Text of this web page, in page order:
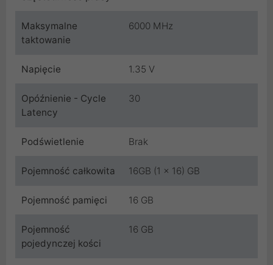
Maksymalne
taktowanie
6000 MHz
Napięcie 1.35 V
Opóźnienie - Cycle
Latency
30
Podświetlenie Brak
Pojemność całkowita 16GB (1 x 16) GB
Pojemność pamięci 16 GB
Pojemność
pojedynczej kości
16 GB